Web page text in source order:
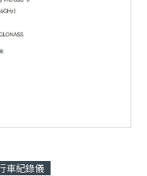
車紀錄儀